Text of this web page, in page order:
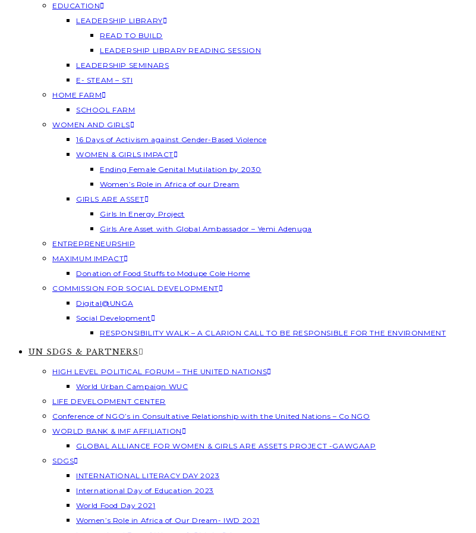
EDUCATION
LEADERSHIP LIBRARY
READ TO BUILD
LEADERSHIP LIBRARY READING SESSION
LEADERSHIP SEMINARS
E- STEAM – STI
HOME FARM
SCHOOL FARM
WOMEN AND GIRLS
16 Days of Activism against Gender-Based Violence
WOMEN & GIRLS IMPACT
Ending Female Genital Mutilation by 2030
Women’s Role in Africa of our Dream
GIRLS ARE ASSET
Girls In Energy Project
Girls Are Asset with Global Ambassador – Yemi Adenuga
ENTREPRENEURSHIP
MAXIMUM IMPACT
Donation of Food Stuffs to Modupe Cole Home
COMMISSION FOR SOCIAL DEVELOPMENT
Digital@UNGA
Social Development
RESPONSIBILITY WALK – A CLARION CALL TO BE RESPONSIBLE FOR THE ENVIRONMENT
UN SDGS & PARTNERS
HIGH LEVEL POLITICAL FORUM – THE UNITED NATIONS
World Urban Campaign WUC
LIFE DEVELOPMENT CENTER
Conference of NGO’s in Consultative Relationship with the United Nations – Co NGO
WORLD BANK & IMF AFFILIATION
GLOBAL ALLIANCE FOR WOMEN & GIRLS ARE ASSETS PROJECT -GAWGAAP
SDGS
INTERNATIONAL LITERACY DAY 2023
International Day of Education 2023
World Food Day 2021
Women’s Role in Africa of Our Dream- IWD 2021